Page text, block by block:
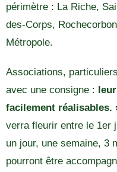
périmètre : La Riche,
des-Corps,
Métropole.
Associations,
avec une consigne :
facilement réalisables.
verra fleurir entre le 1er
un jour, une semaine, 3
pourront être